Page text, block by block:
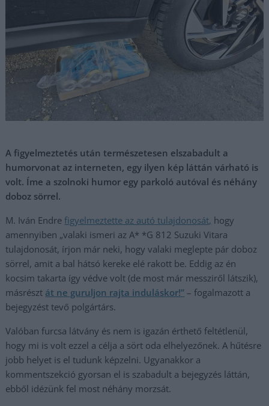
A figyelmeztetés után természetesen elszabadult a
humorvonat az interneten, egy ilyen kép láttán várható is
volt. Íme a szolnoki humor egy parkoló autóval és néhány
doboz sörrel.
M. Iván Endrefigyelmeztette az autó tulajdonosát, hogy
amennyiben „valaki ismeri az A* *G 812 Suzuki Vitara
tulajdonosát, írjon már neki, hogy valaki meglepte pár doboz
sörrel, amit a bal hátsó kereke elé rakott be. Eddig az én
kocsim takarta így védve volt (de most már messziről látszik),
másrészt át ne guruljon rajta induláskor!” – fogalmazott a
bejegyzést tevő polgártárs.
Valóban furcsa látvány és nem is igazán érthető feltétlenül,
hogy mi is volt ezzel a célja a sört oda elhelyezőnek. A hűtésre
jobb helyet is el tudunk képzelni. Ugyanakkor a
kommentszekció gyorsan el is szabadult a bejegyzés láttán,
ebből idézünk fel most néhány morzsát.